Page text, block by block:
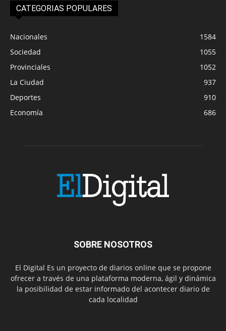
CATEGORIAS POPULARES
Nacionales
1584
Sociedad
1055
Provinciales
1052
La Ciudad
937
Deportes
910
Economía
686
SOBRE NOSOTROS
El Digital Es un proyecto de diarios online que se propone
ofrecer a través de una plataforma moderna, ágil y dinámica
la posibilidad de estar informado del acontecer diario de
cada localidad